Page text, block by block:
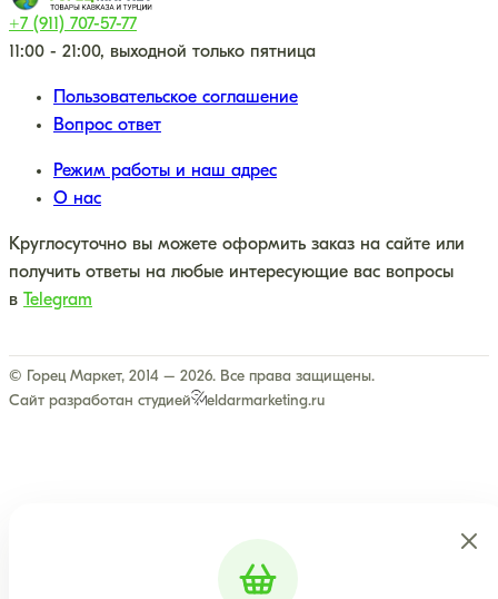
+7 (911) 707-57-77
11:00 - 21:00, выходной только пятница
Пользовательское соглашение
Вопрос ответ
Режим работы и наш адрес
О нас
Круглосуточно вы можете оформить заказ на сайте или
получить ответы на любые интересующие вас вопросы
в
Telegram
© Горец Маркет, 2014 – 2026. Все права защищены.
Сайт разработан студией
eldarmarketing.ru